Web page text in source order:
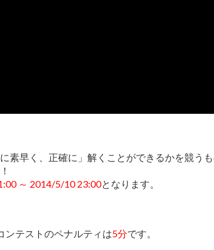
素早く、正確に」解くことができるかを競う
～ 2014/5/10 23:00となります。
ンテストのペナルティは5分です。